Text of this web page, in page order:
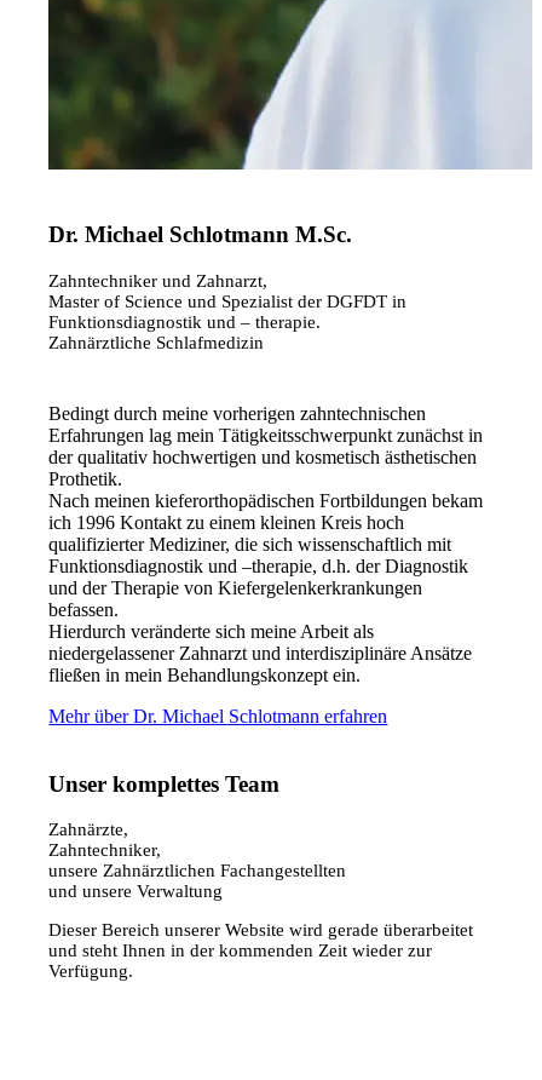
Dr. Michael Schlotmann M.Sc.
Zahntechniker und Zahnarzt,
Master of Science und Spezialist der DGFDT in
Funktionsdiagnostik und – therapie.
Zahnärztliche Schlafmedizin
Bedingt durch meine vorherigen zahntechnischen
Erfahrungen lag mein Tätigkeitsschwerpunkt zunächst in
der qualitativ hochwertigen und kosmetisch ästhetischen
Prothetik.
Nach meinen kieferorthopädischen Fortbildungen bekam
ich 1996 Kontakt zu einem kleinen Kreis hoch
qualifizierter Mediziner, die sich wissenschaftlich mit
Funktionsdiagnostik und –therapie, d.h. der Diagnostik
und der Therapie von Kiefergelenkerkrankungen
befassen.
Hierdurch veränderte sich meine Arbeit als
niedergelassener Zahnarzt und interdisziplinäre Ansätze
fließen in mein Behandlungskonzept ein.
Mehr über Dr. Michael Schlotmann erfahren
Unser komplettes Team
Zahnärzte,
Zahntechniker,
unsere Zahnärztlichen Fachangestellten
und unsere Verwaltung
Dieser Bereich unserer Website wird gerade überarbeitet
und steht Ihnen in der kommenden Zeit wieder zur
Verfügung.